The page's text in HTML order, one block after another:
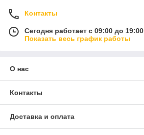
Контакты
Сегодня работает с 09:00 до 19:00
Показать весь график работы
О нас
Контакты
Доставка и оплата